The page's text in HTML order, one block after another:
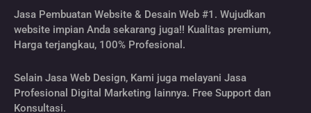
Jasa Pembuatan Website & Desain Web #1. Wujudkan
website impian Anda sekarang juga!! Kualitas premium,
Harga terjangkau, 100% Profesional.
Selain Jasa Web Design, Kami juga melayani Jasa
Profesional Digital Marketing lainnya. Free Support dan
Konsultasi.